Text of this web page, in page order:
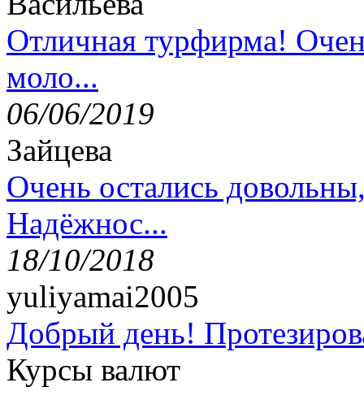
Отличная турфирма!
моло...
06/06/2019
Зайцева
Очень остались
Надёжнос...
18/10/2018
yuliyamai2005
Добрый день!
Курсы валют